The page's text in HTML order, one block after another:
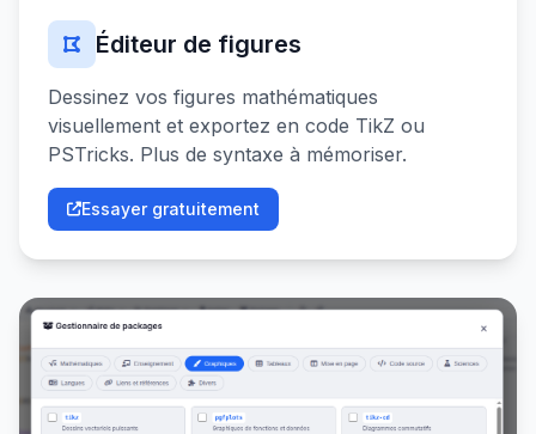
Éditeur de figures
Dessinez vos figures mathématiques
visuellement et exportez en code TikZ ou
PSTricks. Plus de syntaxe à mémoriser.
Essayer gratuitement